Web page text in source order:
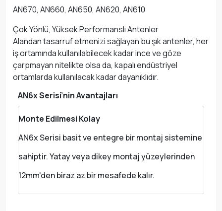
AN670, AN660, AN650, AN620, AN610
Çok Yönlü, Yüksek Performanslı Antenler
Alandan tasarruf etmenizi sağlayan bu şık antenler, her
iş ortamında kullanılabilecek kadar ince ve göze
çarpmayan nitelikte olsa da, kapalı endüstriyel
ortamlarda kullanılacak kadar dayanıklıdır.
AN6x Serisi’nin Avantajları
Monte Edilmesi Kolay
AN6x Serisi basit ve entegre bir montaj sistemine
sahiptir. Yatay veya dikey montaj yüzeylerinden
12mm'den biraz az bir mesafede kalır.